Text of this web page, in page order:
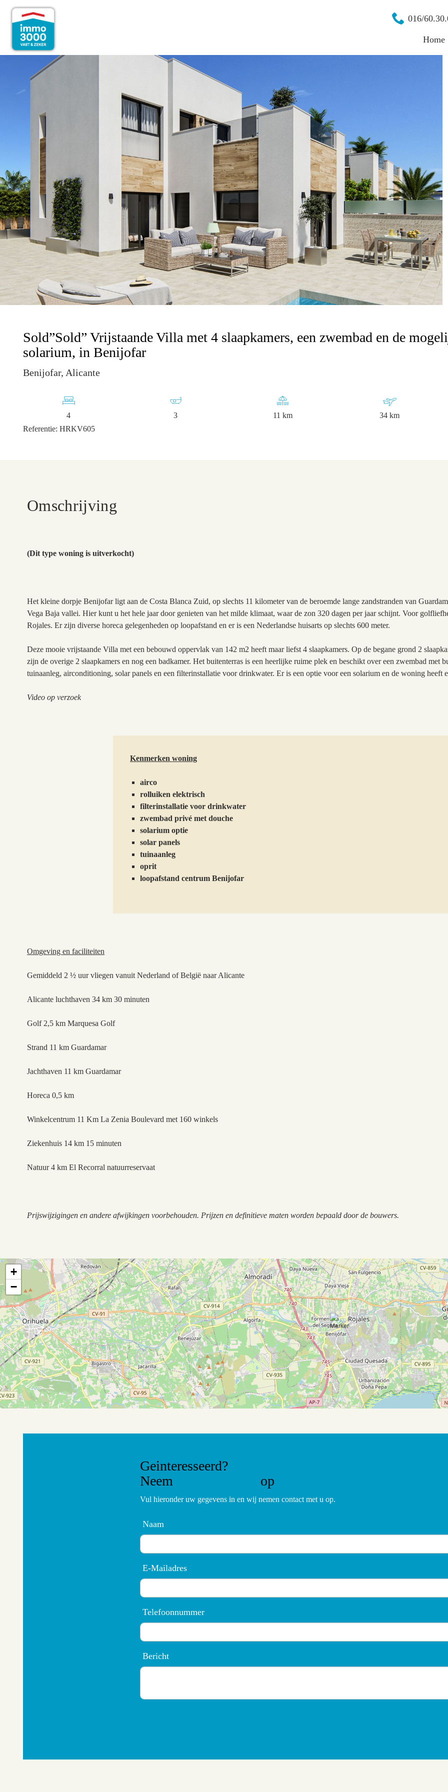
016/
Home
Sold”Sold” Vrijstaande Villa met 4 slaapkamers, een zwembad en de
solarium, in Benijofar
Benijofar, Alicante
4 3 11 km 34 km
Referentie: HRKV605
Omschrijving
(Dit type woning is uitverkocht)
Het kleine dorpje Benijofar ligt aan de Costa Blanca Zuid, op slechts 11 kilometer van de beroemde lange zandstranden van
Vega Baja vallei. Hier kunt u het hele jaar door genieten van het milde klimaat, waar de zon 320 dagen per jaar schijnt. Voor
Rojales. Er zijn diverse horeca gelegenheden op loopafstand en er is een Nederlandse huisarts op slechts 600 meter.
Deze mooie vrijstaande Villa met een bebouwd oppervlak van 142 m2 heeft maar liefst 4 slaapkamers. Op de begane grond 2
zijn de overige 2 slaapkamers en nog een badkamer. Het buitenterras is een heerlijke ruime plek en beschikt over een zwembad
tuinaanleg, airconditioning, solar panels en een filterinstallatie voor drinkwater. Er is een optie voor een solarium en de woning heeft
Video op verzoek
Kenmerken woning
airco
rolluiken elektrisch
filterinstallatie voor drinkwater
zwembad privé met douche
solarium optie
solar panels
tuinaanleg
oprit
loopafstand centrum Benijofar
Omgeving en faciliteiten
Gemiddeld 2 ½ uur vliegen vanuit Nederland of België naar Alicante
Alicante luchthaven 34 km 30 minuten
Golf 2,5 km Marquesa Golf
Strand 11 km Guardamar
Jachthaven 11 km Guardamar
Horeca 0,5 km
Winkelcentrum 11 Km La Zenia Boulevard met 160 winkels
Ziekenhuis 14 km 15 minuten
Natuur 4 km El Recorral natuurreservaat
Prijswijzigingen en andere afwijkingen voorbehouden. Prijzen en definitieve maten worden bepaald door de bouwers.
+
−
Geinteresseerd?
Neem
op
Vul hieronder uw gegevens in en wij nemen contact met u op.
Naam
E-Mailadres
Telefoonnummer
Bericht